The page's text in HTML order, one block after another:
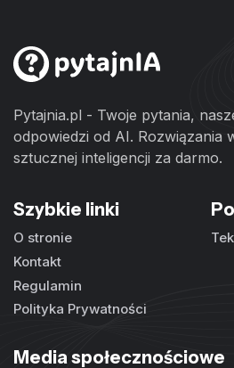
Pytajnia.pl - Twoje pytania,
odpowiedzi od AI. Rozwiązania
sztucznej inteligencji za darmo.
Szybkie linki
O stronie
Kontakt
Regulamin
Polityka Prywatności
Media społecznościowe